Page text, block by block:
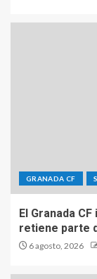
GRANADA CF
El Granada
retiene parte
6 agosto, 2026